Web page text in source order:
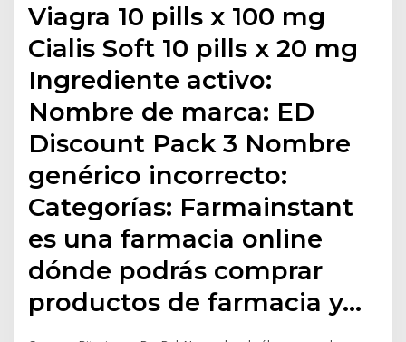
Viagra 10 pills x 100 mg
Cialis Soft 10 pills x 20 mg
Ingrediente activo:
Nombre de marca: ED
Discount Pack 3 Nombre
genérico incorrecto:
Categorías: Farmainstant
es una farmacia online
dónde podrás comprar
productos de farmacia y…